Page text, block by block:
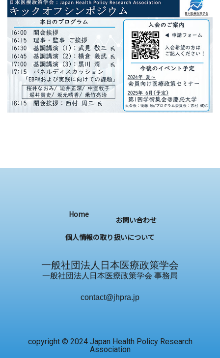
Home
お問い合わせ
個⼈情報の取り扱いについて
一般社団法人日本医療政策学会
一般社団法人日本医療政策学会 事務局
contact@jhpra.jp
copyright © 2024 Japan Health Policy Research
Association